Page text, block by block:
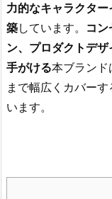
力的なキャラクタ
築しています。 コ
ン、プロダクトデ
手がける本ブランド
まで幅広くカバー
います。